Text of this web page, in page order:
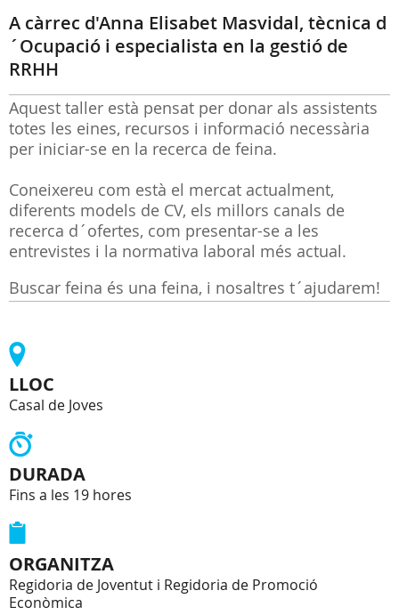
A càrrec d'Anna Elisabet Masvidal, tècnica d
´Ocupació i especialista en la gestió de
RRHH
Aquest taller està pensat per donar als assistents
totes les eines, recursos i informació necessària
per iniciar-se en la recerca de feina.
Coneixereu com està el mercat actualment,
diferents models de CV, els millors canals de
recerca d´ofertes, com presentar-se a les
entrevistes i la normativa laboral més actual.
Buscar feina és una feina, i nosaltres t´ajudarem!
LLOC
Casal de Joves
DURADA
Fins a les 19 hores
ORGANITZA
Regidoria de Joventut i Regidoria de Promoció
Econòmica